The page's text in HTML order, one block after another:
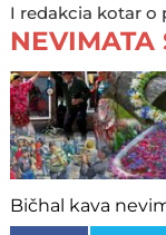
I redakcia kotar o
NEVIMATA
Bičhal kava